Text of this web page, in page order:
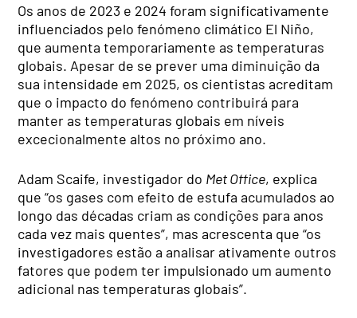
Os anos de 2023 e 2024 foram significativamente
influenciados pelo fenómeno climático El Niño,
que aumenta temporariamente as temperaturas
globais. Apesar de se prever uma diminuição da
sua intensidade em 2025, os cientistas acreditam
que o impacto do fenómeno contribuirá para
manter as temperaturas globais em níveis
excecionalmente altos no próximo ano.
Adam Scaife, investigador do Met Office, explica
que “os gases com efeito de estufa acumulados ao
longo das décadas criam as condições para anos
cada vez mais quentes”, mas acrescenta que “os
investigadores estão a analisar ativamente outros
fatores que podem ter impulsionado um aumento
adicional nas temperaturas globais”.